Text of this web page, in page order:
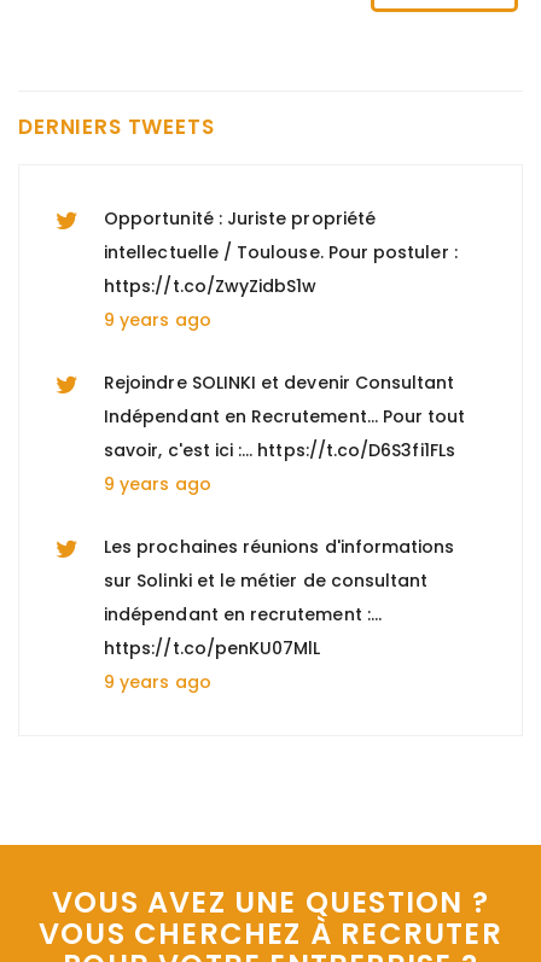
DERNIERS TWEETS
H/F" à Marseille, pour tout savoir :
Opportunité : Juriste propriété
intellectuelle / Toulouse. Pour postuler :
https://t.co/ZwyZidbS1w
9 years ago
Rejoindre SOLINKI et devenir Consultant
Indépendant en Recrutement... Pour tout
savoir, c'est ici :… https://t.co/D6S3fi1FLs
9 years ago
Les prochaines réunions d'informations
sur Solinki et le métier de consultant
indépendant en recrutement :…
https://t.co/penKU07MlL
9 years ago
H/F" à Marseille, pour tout savoir :
https://t.co/hwD9vMgtbj
VOUS AVEZ UNE QUESTION ?
VOUS CHERCHEZ À RECRUTER